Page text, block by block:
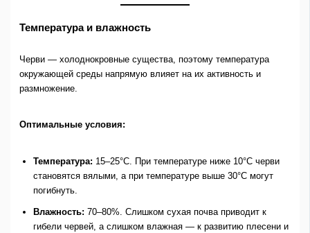
Температура и влажность
Черви — холоднокровные существа, поэтому температура
окружающей среды напрямую влияет на их активность и
размножение.
Оптимальные условия:
Температура: 15–25°C. При температуре ниже 10°C черви
становятся вялыми, а при температуре выше 30°C могут
погибнуть.
Влажность: 70–80%. Слишком сухая почва приводит к
гибели червей, а слишком влажная — к развитию плесени и